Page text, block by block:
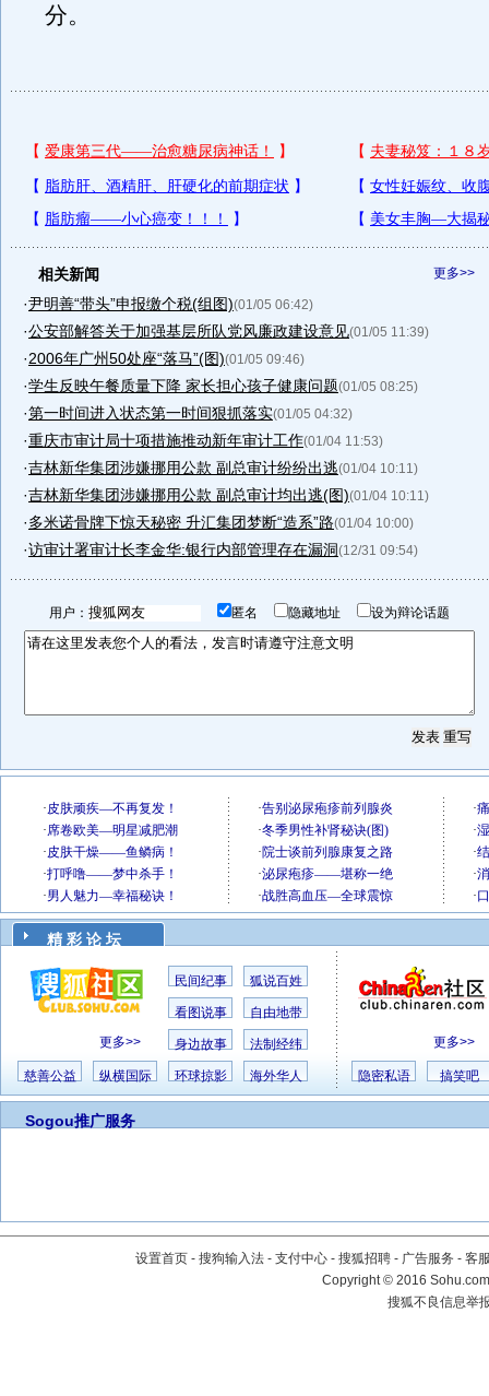
分。
更多>>
相关新闻
·尹明善“带头”申报缴个税(组图)(01/05 06:42)
·公安部解答关于加强基层所队党风廉政建设意见(01/05 11:39)
·2006年广州50处座“落马”(图)(01/05 09:46)
·学生反映午餐质量下降 家长担心孩子健康问题(01/05 08:25)
·第一时间进入状态第一时间狠抓落实(01/05 04:32)
·重庆市审计局十项措施推动新年审计工作(01/04 11:53)
·吉林新华集团涉嫌挪用公款 副总审计纷纷出逃(01/04 10:11)
·吉林新华集团涉嫌挪用公款 副总审计均出逃(图)(01/04 10:11)
·多米诺骨牌下惊天秘密 升汇集团梦断“造系”路(01/04 10:00)
·访审计署审计长李金华:银行内部管理存在漏洞(12/31 09:54)
用户： 匿名 隐藏地址 设为辩论话题
精 彩 论 坛
更多>>
民间纪事 狐说百姓
看图说事 自由地带
身边故事 法制经纬
慈善公益 纵横国际 环球掠影 海外华人
更多>>
隐密私语 搞笑吧
Sogou推广服务
设置首页 - 搜狗输入法 - 支付中心 - 搜狐招聘 - 广告服务 - 客
Copyright©2016
搜狐不良信息举